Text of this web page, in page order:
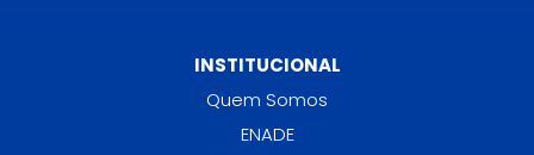
INSTITUCIONAL
Quem Somos
ENADE